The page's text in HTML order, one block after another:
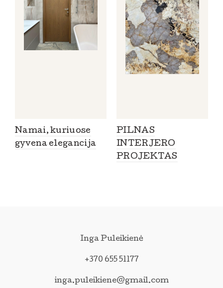
Namai, kuriuose
gyvena elegancija
PILNAS
INTERJERO
PROJEKTAS
Inga Puleikienė
+370 655 51177
inga.puleikiene@gmail.com